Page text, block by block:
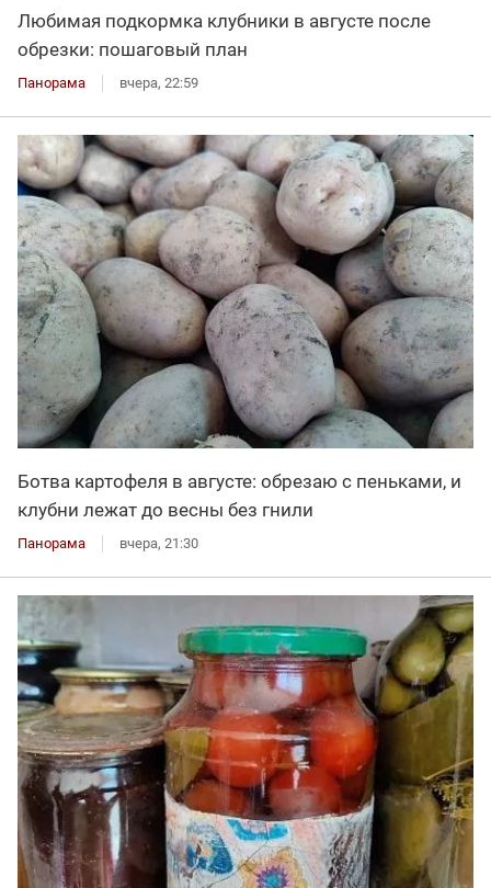
Любимая подкормка клубники в августе после
обрезки: пошаговый план
Панорама вчера, 22:59
Ботва картофеля в августе: обрезаю с пеньками, и
клубни лежат до весны без гнили
Панорама вчера, 21:30